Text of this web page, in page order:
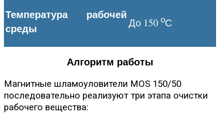
Температура рабочей
среды
До 150 оС
Алгоритм работы
Магнитные шламоуловители MOS 150/50
последовательно реализуют три этапа очистки
рабочего вещества: